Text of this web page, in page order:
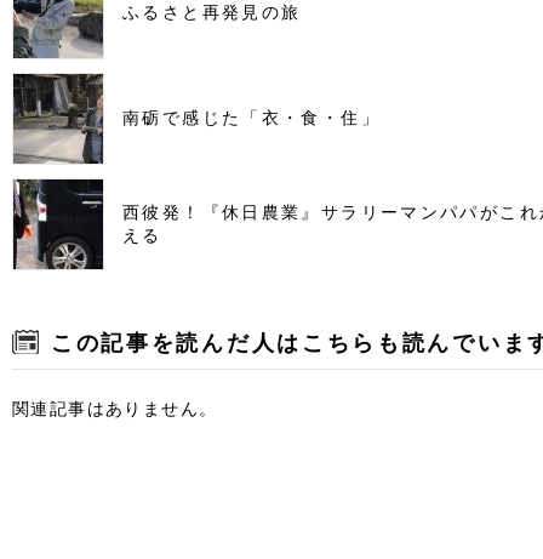
ふるさと再発見の旅
南砺で感じた「衣・食・住」
西彼発！『休日農業』サラリーマンパパがこ
える
この記事を読んだ人はこちらも読んでいま
関連記事はありません。